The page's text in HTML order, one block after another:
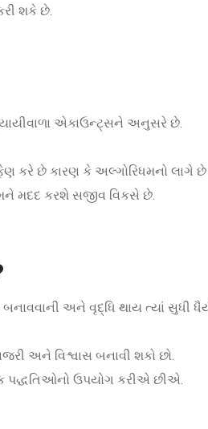
શકે છે.
એકાઉન્ટ્સને અનુસરે છે.
કરે છે કારણ કે અલ્ગોરિધમનો લાગે
મદદ કરશે સજીવ વિકસે છે.
અને વૃદ્ધિ થાય ત્યાં સુધી
અને વિશ્વાસ બનાવી શકો છો.
પદ્ધતિઓનો ઉપયોગ કરીએ છીએ.